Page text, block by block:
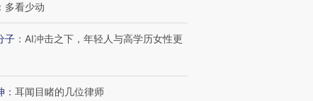
吸金
毒品
育部长拱下台
： 多看少动
子 ： AI冲击之下，年轻人与高学历女性更
： 耳闻目睹的几位律师